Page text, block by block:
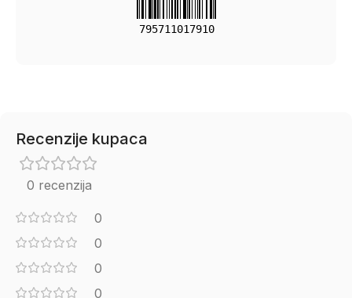
795711017910
Recenzije kupaca
0 recenzija
0
0
0
0